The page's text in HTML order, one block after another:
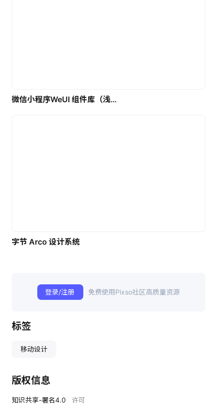
微信小程序WeUI 组件库（浅色）| 免费UI设计素材
字节 Arco 设计系统
登录/注册 免费使用Pixso社区高质量资源
标签
移动设计
版权信息
知识共享-署名4.0 许可